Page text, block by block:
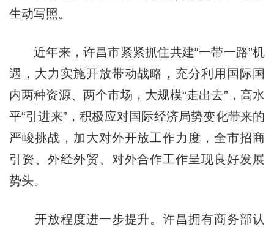
生动写照。
近年来，许昌市紧紧抓住共建“一带一路”机
遇，大力实施开放带动战略，充分利用国际国
内两种资源、两个市场，大规模“走出去”，高水
平“引进来”，积极应对国际经济局势变化带来的
严峻挑战，加大对外开放工作力度，全市招商
引资、外经外贸、对外合作工作呈现良好发展
势头。
开放程度进一步提升。许昌拥有商务部认